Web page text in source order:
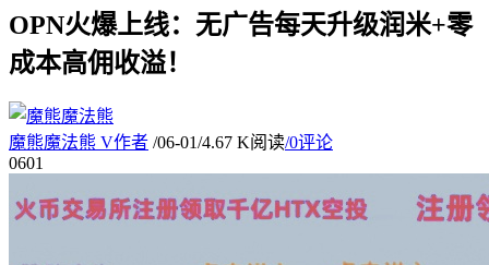
OPN火爆上线：无广告每天升级润米+零
成本高佣收溢！
魔熊魔法熊 V作者 /06-01/4.67 K阅读/0评论
0601